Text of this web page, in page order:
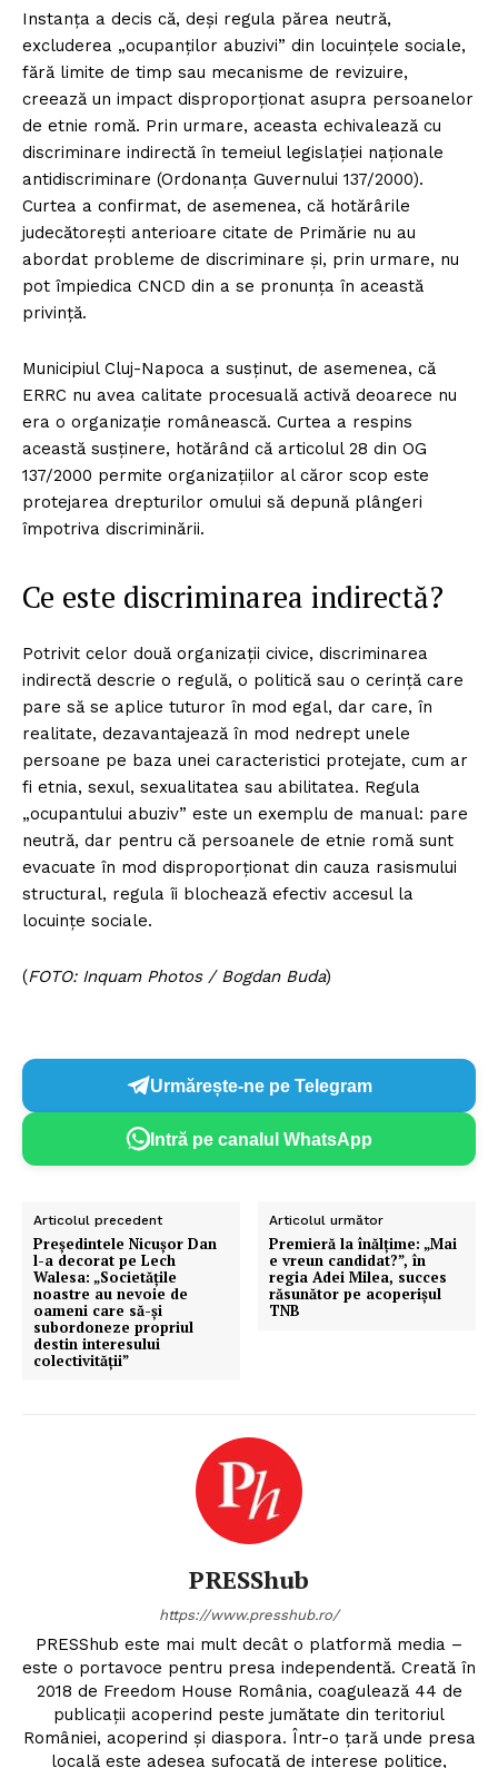
Instanța a decis că, deși regula părea neutră,
excluderea „ocupanților abuzivi” din locuințele sociale,
fără limite de timp sau mecanisme de revizuire,
creează un impact disproporționat asupra persoanelor
de etnie romă. Prin urmare, aceasta echivalează cu
discriminare indirectă în temeiul legislației naționale
antidiscriminare (Ordonanța Guvernului 137/2000).
Curtea a confirmat, de asemenea, că hotărârile
judecătorești anterioare citate de Primărie nu au
abordat probleme de discriminare și, prin urmare, nu
pot împiedica CNCD din a se pronunța în această
privință.
Municipiul Cluj-Napoca a susținut, de asemenea, că
ERRC nu avea calitate procesuală activă deoarece nu
era o organizație românească. Curtea a respins
această susținere, hotărând că articolul 28 din OG
137/2000 permite organizațiilor al căror scop este
protejarea drepturilor omului să depună plângeri
împotriva discriminării.
Ce este discriminarea indirectă?
Potrivit celor două organizații civice, discriminarea
indirectă descrie o regulă, o politică sau o cerință care
pare să se aplice tuturor în mod egal, dar care, în
realitate, dezavantajează în mod nedrept unele
persoane pe baza unei caracteristici protejate, cum ar
fi etnia, sexul, sexualitatea sau abilitatea. Regula
„ocupantului abuziv” este un exemplu de manual: pare
neutră, dar pentru că persoanele de etnie romă sunt
evacuate în mod disproporționat din cauza rasismului
structural, regula îi blochează efectiv accesul la
locuințe sociale.
(FOTO: Inquam Photos / Bogdan Buda)
Urmărește-ne pe Telegram
Intră pe canalul WhatsApp
Articolul precedent
​Președintele Nicușor Dan
l-a decorat pe Lech
Walesa: „Societățile
noastre au nevoie de
oameni care să-și
subordoneze propriul
destin interesului
colectivității”
Articolul următor
Premieră la înălțime: „Mai
e vreun candidat?”, în
regia Adei Milea, succes
răsunător pe acoperișul
TNB
PRESShub
https://www.presshub.ro/
PRESShub este mai mult decât o platformă media –
este o portavoce pentru presa independentă. Creată în
2018 de Freedom House România, coagulează 44 de
publicații acoperind peste jumătate din teritoriul
României, acoperind și diaspora. Într-o țară unde presa
locală este adesea sufocată de interese politice,